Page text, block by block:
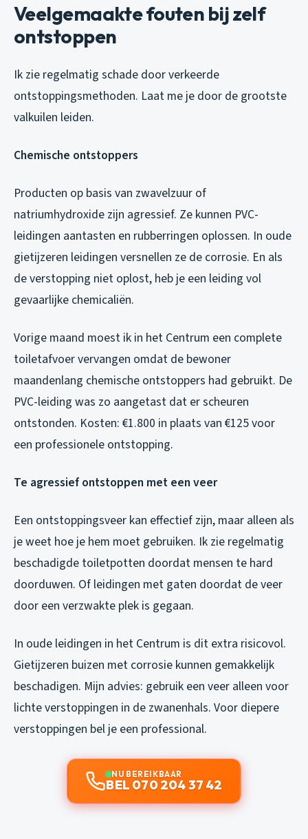
Veelgemaakte fouten bij zelf
ontstoppen
Ik zie regelmatig schade door verkeerde
ontstoppingsmethoden. Laat me je door de grootste
valkuilen leiden.
Chemische ontstoppers
Producten op basis van zwavelzuur of
natriumhydroxide zijn agressief. Ze kunnen PVC-
leidingen aantasten en rubberringen oplossen. In oude
gietijzeren leidingen versnellen ze de corrosie. En als
de verstopping niet oplost, heb je een leiding vol
gevaarlijke chemicaliën.
Vorige maand moest ik in het Centrum een complete
toiletafvoer vervangen omdat de bewoner
maandenlang chemische ontstoppers had gebruikt. De
PVC-leiding was zo aangetast dat er scheuren
ontstonden. Kosten: €1.800 in plaats van €125 voor
een professionele ontstopping.
Te agressief ontstoppen met een veer
Een ontstoppingsveer kan effectief zijn, maar alleen als
je weet hoe je hem moet gebruiken. Ik zie regelmatig
beschadigde toiletpotten doordat mensen te hard
doorduwen. Of leidingen met gaten doordat de veer
door een verzwakte plek is gegaan.
In oude leidingen in het Centrum is dit extra risicovol.
Gietijzeren buizen met corrosie kunnen gemakkelijk
beschadigen. Mijn advies: gebruik een veer alleen voor
lichte verstoppingen in de zwanenhals. Voor diepere
verstoppingen bel je een professional.
NU BEREIKBAAR
BEL 070 204 37 42